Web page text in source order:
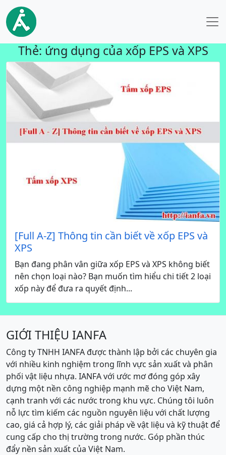
Thẻ: ứng dụng của xốp EPS và XPS
[Full A-Z] Thông tin cần biết về xốp EPS và
XPS
Bạn đang phân vân giữa xốp EPS và XPS không biết
nên chọn loại nào? Bạn muốn tìm hiểu chi tiết 2 loại
xốp này để đưa ra quyết định...
GIỚI THIỆU IANFA
Công ty TNHH IANFA được thành lập bởi các chuyên gia
với nhiều kinh nghiệm trong lĩnh vực sản xuất và phân
phối vật liệu nhựa. IANFA với ước mơ đóng góp xây
dựng một nền công nghiệp mạnh mẽ cho Việt Nam,
cạnh tranh với các nước trong khu vực. Chúng tôi luôn
nỗ lực tìm kiếm các nguồn nguyên liệu với chất lượng
cao, giá cả hợp lý, các giải pháp về vật liệu và kỹ thuật để
cung cấp cho thị trường trong nước. Góp phần thúc
đẩy nền sản xuất của Việt Nam.